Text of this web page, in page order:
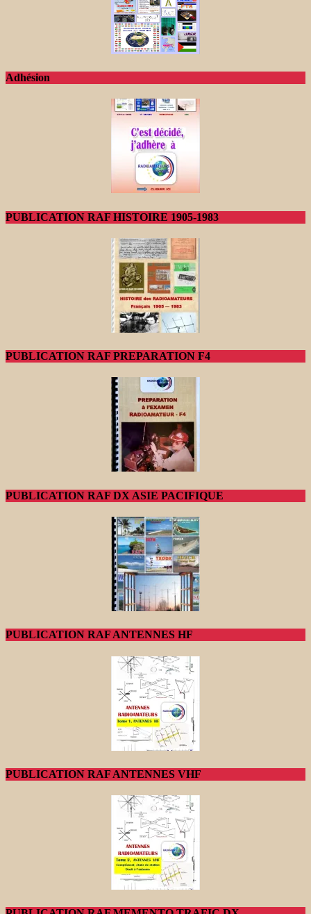
Adhésion
PUBLICATION RAF HISTOIRE 1905-1983
PUBLICATION RAF PREPARATION F4
PUBLICATION RAF DX ASIE PACIFIQUE
PUBLICATION RAF ANTENNES HF
PUBLICATION RAF ANTENNES VHF